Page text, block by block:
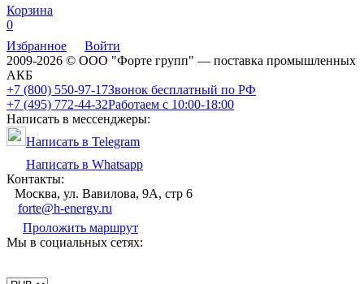
Корзина
0
Избранное
Войти
2009-2026 © ООО "Форте групп" — поставка промышленных
АКБ
+7 (800) 550-97-17Звонок бесплатный по РФ
+7 (495) 772-44-32Работаем с 10:00-18:00
Написать в мессенджеры:
Написать в Telegram
Написать в Whatsapp
Контакты:
Москва, ул. Вавилова, 9А, стр 6
forte@h-energy.ru
Проложить маршрут
Мы в социальных сетях: